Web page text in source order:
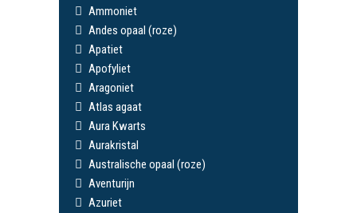
Ammoniet
Andes opaal (roze)
Apatiet
Apofyliet
Aragoniet
Atlas agaat
Aura Kwarts
Aurakristal
Australische opaal (roze)
Aventurijn
Azuriet